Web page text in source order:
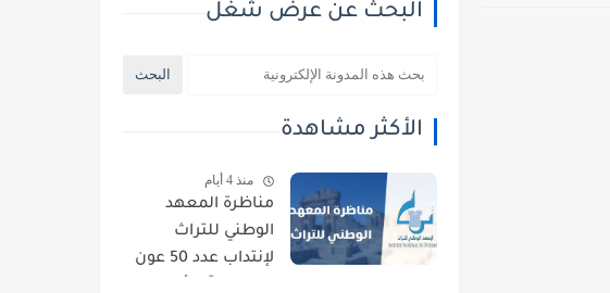
البحث عن عرض شغل
الأكثر مشاهدة
منذ 4 أيام
مناظرة المعهد
الوطني للتراث
لإنتداب عدد 50 عون